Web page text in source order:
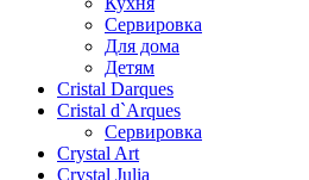
Сервировка
Для дома
Детям
Cristal Darques
Cristal d`Arques
Сервировка
Crystal Art
Crystal Julia